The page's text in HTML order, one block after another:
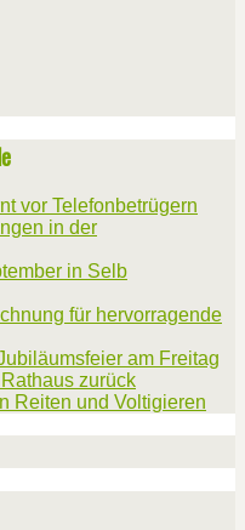
vor Telefonbetrügern
in der
in Selb
für hervorragende
am Freitag
zurück
Reiten und Voltigieren